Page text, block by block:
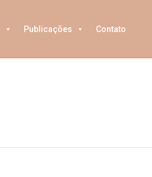
Publicações Contato